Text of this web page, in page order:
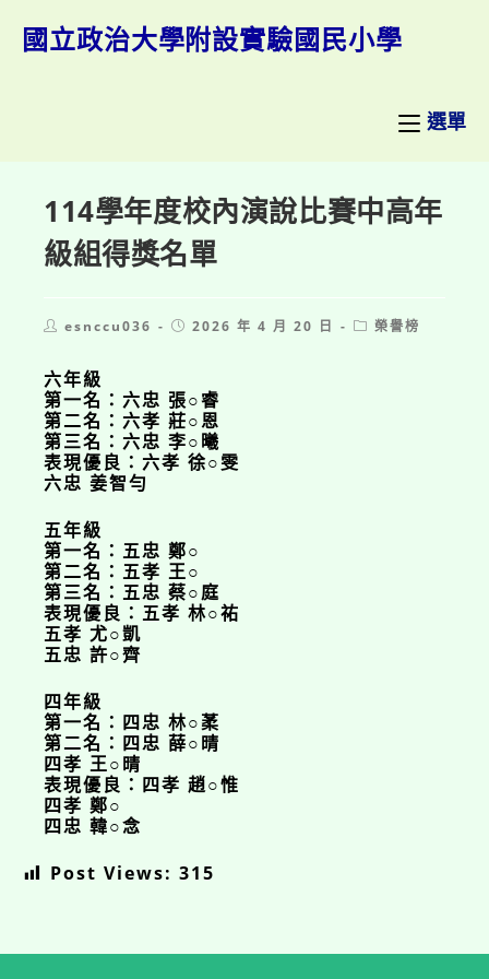
國立政治大學附設實驗國民小學
選單
114學年度校內演說比賽中高年
級組得獎名單
Postesnccu036
Post2026 年 4 月 20 日
Post榮譽榜
六年級
第一名：六忠 張○睿
第二名：六孝 莊○恩
第三名：六忠 李○曦
表現優良：六孝 徐○雯
六忠 姜智勻
五年級
第一名：五忠 鄭○
第二名：五孝 王○
第三名：五忠 蔡○庭
表現優良：五孝 林○祐
五孝 尤○凱
五忠 許○齊
四年級
第一名：四忠 林○葇
第二名：四忠 薛○晴
四孝 王○晴
表現優良：四孝 趙○惟
四孝 鄭○
四忠 韓○念
Post Views: 315